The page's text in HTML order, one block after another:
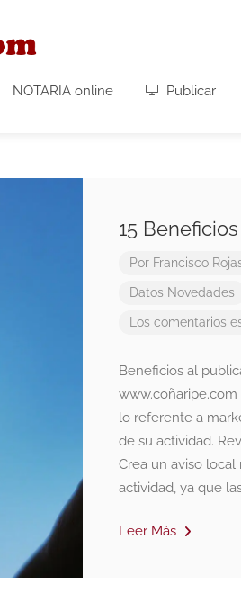
NOTARIA online Publicar
15
Por Francisco
Datos Novedades
Los comentarios
Beneficios al
lo referente a
de su actividad.
Crea un aviso
actividad, ya que
Leer Más